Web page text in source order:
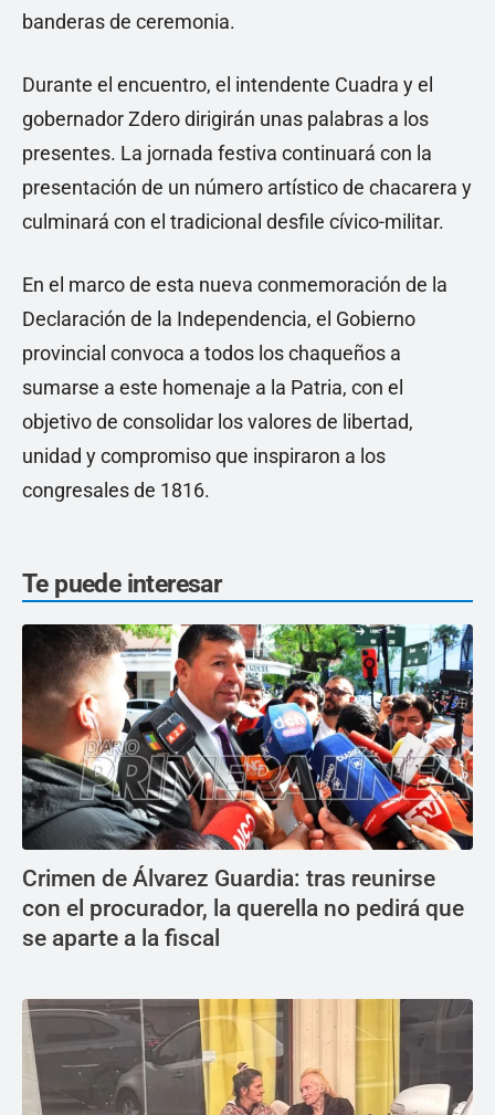
banderas de ceremonia.
Durante el encuentro, el intendente Cuadra y el
gobernador Zdero dirigirán unas palabras a los
presentes. La jornada festiva continuará con la
presentación de un número artístico de chacarera y
culminará con el tradicional desfile cívico-militar.
En el marco de esta nueva conmemoración de la
Declaración de la Independencia, el Gobierno
provincial convoca a todos los chaqueños a
sumarse a este homenaje a la Patria, con el
objetivo de consolidar los valores de libertad,
unidad y compromiso que inspiraron a los
congresales de 1816.
Te puede interesar
Crimen de Álvarez Guardia: tras reunirse
con el procurador, la querella no pedirá que
se aparte a la fiscal